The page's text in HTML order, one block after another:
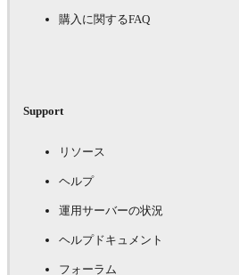
購入に関するFAQ
Support
リソース
ヘルプ
運用サーバーの状況
ヘルプドキュメント
フォーラム